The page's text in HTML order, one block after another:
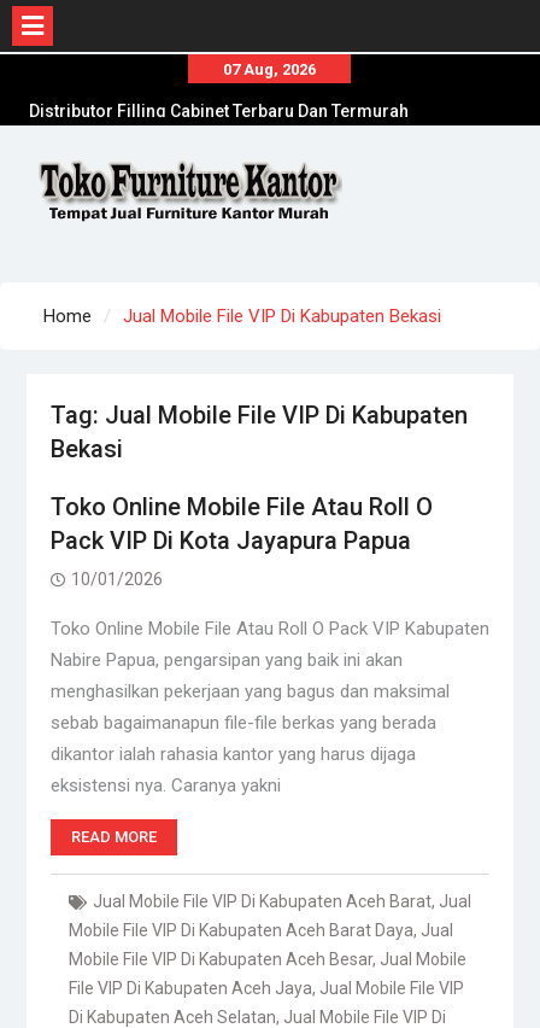
content
07 Aug, 2026
Distributor Filling Cabinet Terbaru Dan Termurah
Distributor Kursi Kantor Murah Di Jombang
Toko Meja Kantor Di Sumenep Offline Terpercaya
Home Jual Mobile File VIP Di Kabupaten Bekasi
Tag: Jual Mobile File VIP Di Kabupaten
Bekasi
Toko Online Mobile File Atau Roll O
Pack VIP Di Kota Jayapura Papua
10/01/2026
Toko Online Mobile File Atau Roll O Pack VIP Kabupaten
Nabire Papua, pengarsipan yang baik ini akan
menghasilkan pekerjaan yang bagus dan maksimal
sebab bagaimanapun file-file berkas yang berada
dikantor ialah rahasia kantor yang harus dijaga
eksistensi nya. Caranya yakni
READ MORE
Jual Mobile File VIP Di Kabupaten Aceh Barat, Jual
Mobile File VIP Di Kabupaten Aceh Barat Daya, Jual
Mobile File VIP Di Kabupaten Aceh Besar, Jual Mobile
File VIP Di Kabupaten Aceh Jaya, Jual Mobile File VIP
Di Kabupaten Aceh Selatan, Jual Mobile File VIP Di